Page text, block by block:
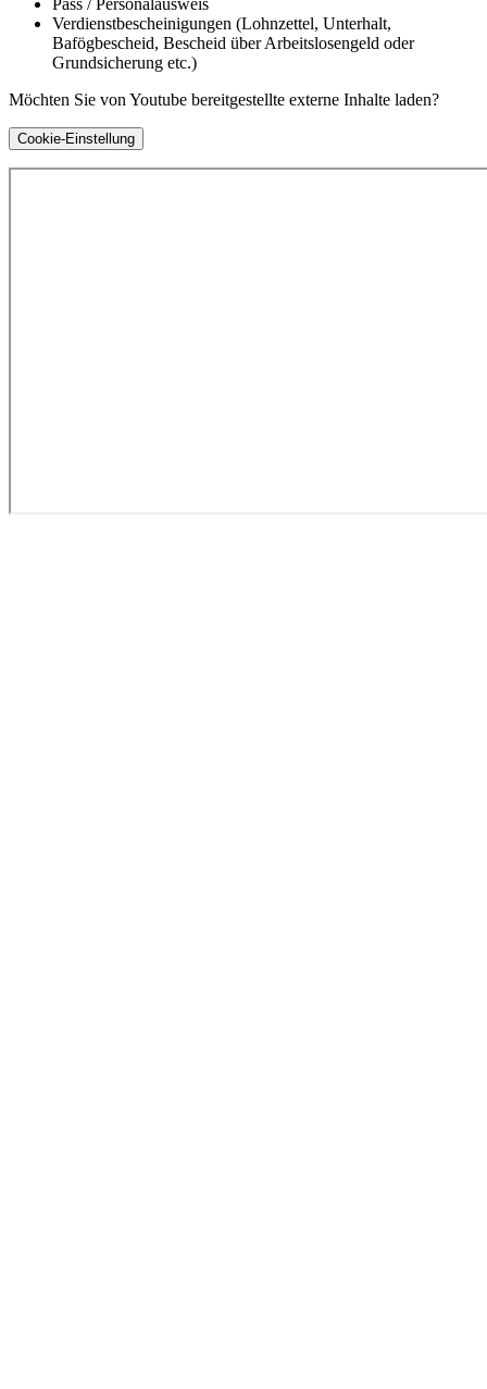
Verdienstbescheinigungen (Lohnzettel, Unterhalt,
Bafögbescheid, Bescheid über Arbeitslosengeld oder
Grundsicherung etc.)
Möchten Sie von Youtube bereitgestellte externe Inhalte laden?
Cookie-Einstellung